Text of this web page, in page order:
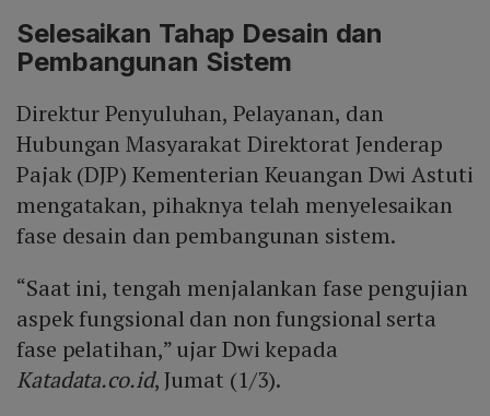
Selesaikan Tahap Desain dan
Pembangunan Sistem
Direktur Penyuluhan, Pelayanan, dan
Hubungan Masyarakat Direktorat Jenderap
Pajak (DJP) Kementerian Keuangan Dwi Astuti
mengatakan, pihaknya telah menyelesaikan
fase desain dan pembangunan sistem.
“Saat ini, tengah menjalankan fase pengujian
aspek fungsional dan non fungsional serta
fase pelatihan,” ujar Dwi kepada
Katadata.co.id, Jumat (1/3).